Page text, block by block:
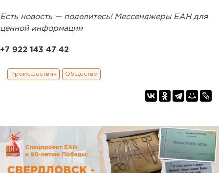
Есть новость — поделитесь! Мессенджеры ЕАН для
ценной информации
+7 922 143 47 42
Происшествия Общество